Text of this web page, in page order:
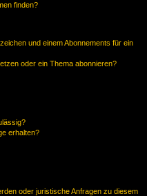
finden?
und einem Abonnements für ein
oder ein Thema abonnieren?
erhalten?
oder juristische Anfragen zu diesem